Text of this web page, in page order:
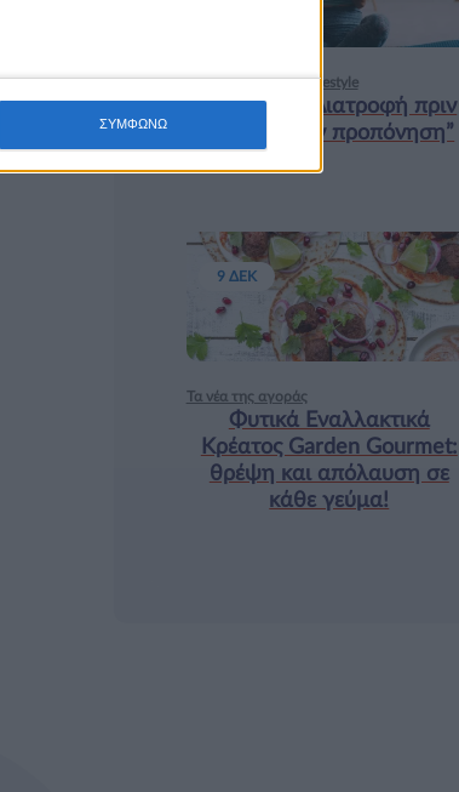
ΣΥΜΦΩΝΩ
Υγεία, διατροφή & lifestyle
Κεφάλαιο “Διατροφή πριν
και μετά την προπόνηση”
Τα νέα της αγοράς
Φυτικά Εναλλακτικά
Κρέατος Garden Gourmet:
θρέψη και απόλαυση σε
κάθε γεύμα!
9 ΔΕΚ